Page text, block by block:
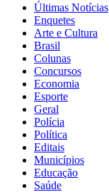
Últimas Notícias
Enquetes
Arte e Cultura
Brasil
Colunas
Concursos
Economia
Esporte
Geral
Polícia
Política
Editais
Municípios
Educação
Saúde